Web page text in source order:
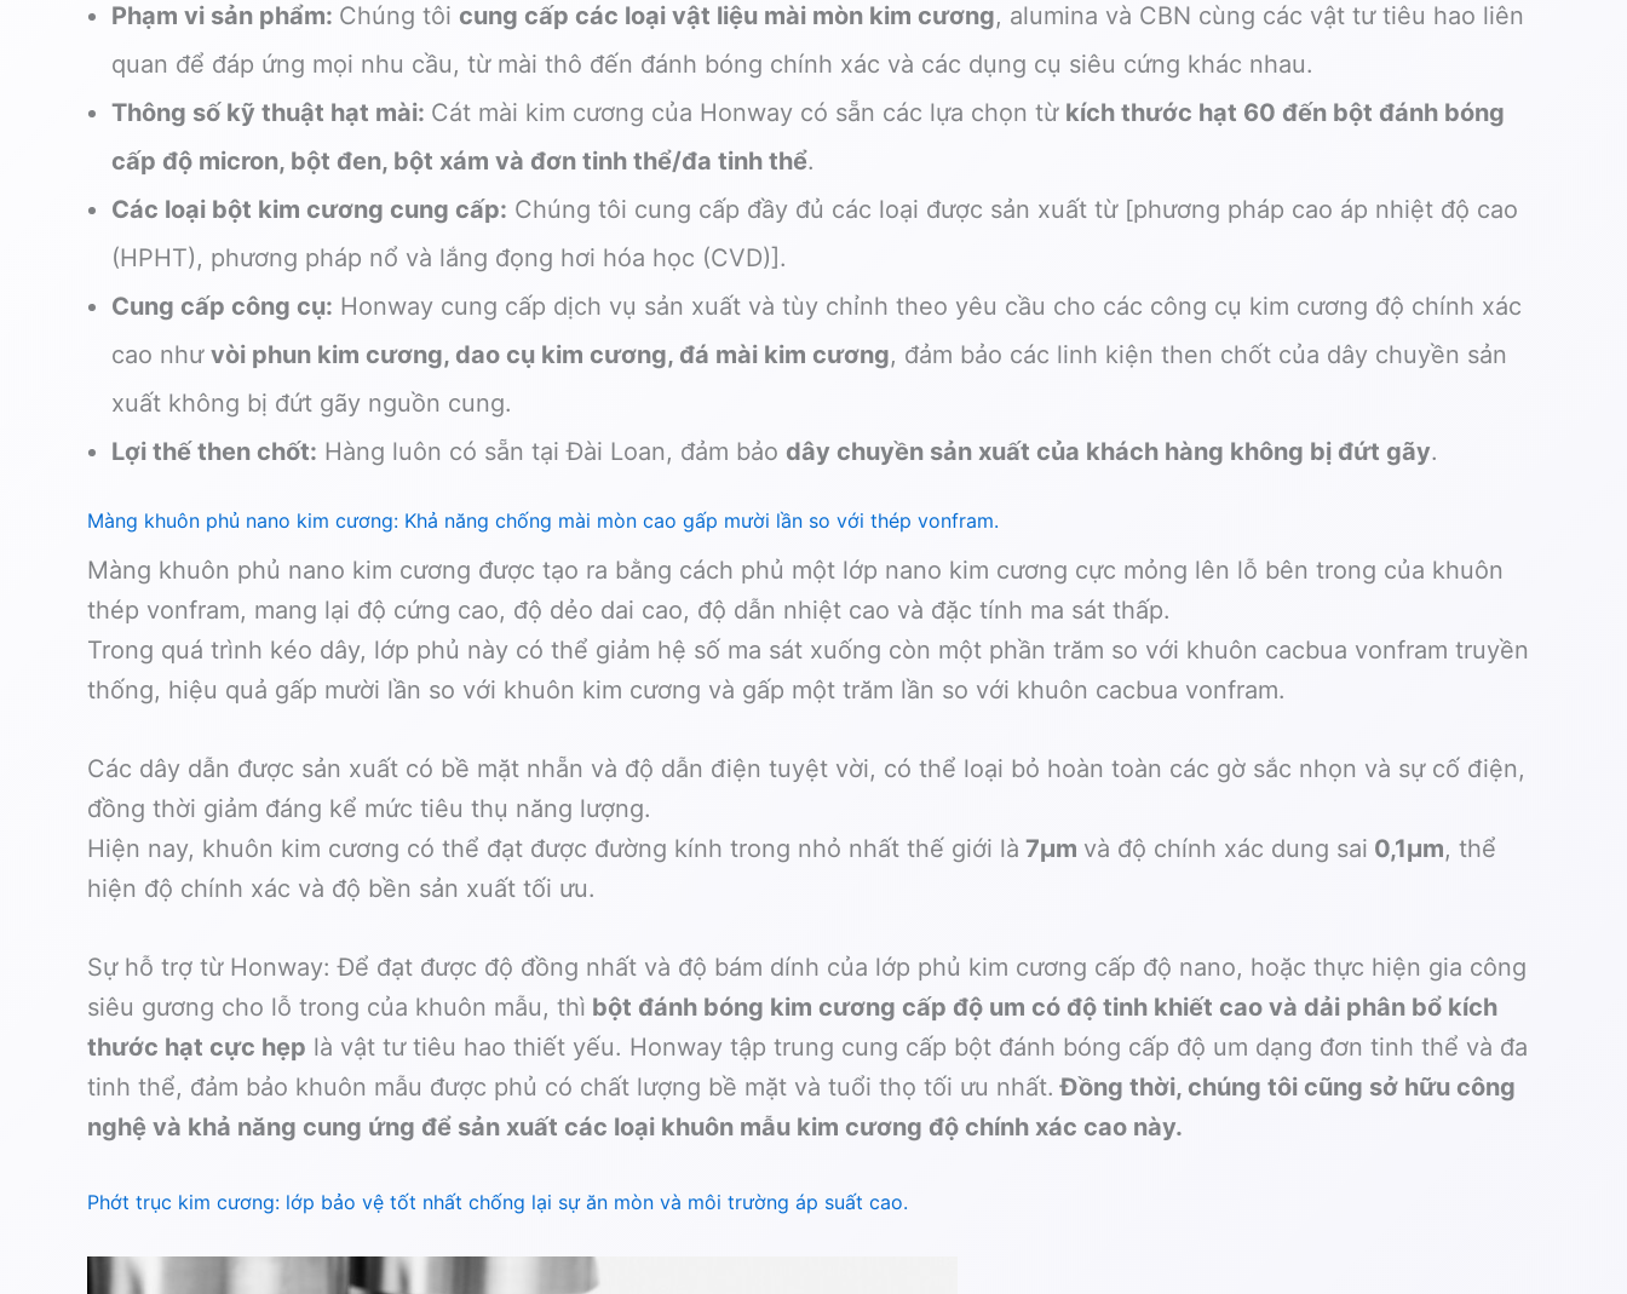
Phạm vi sản phẩm: Chúng tôi cung cấp các loại vật liệu mài mòn kim cương, alumina và CBN cùng các vật tư tiêu hao liên
quan để đáp ứng mọi nhu cầu, từ mài thô đến đánh bóng chính xác và các dụng cụ siêu cứng khác nhau.
Thông số kỹ thuật hạt mài: Cát mài kim cương của Honway có sẵn các lựa chọn từ kích thước hạt 60 đến bột đánh bóng
cấp độ micron, bột đen, bột xám và đơn tinh thể/đa tinh thể.
Các loại bột kim cương cung cấp: Chúng tôi cung cấp đầy đủ các loại được sản xuất từ [phương pháp cao áp nhiệt độ cao
(HPHT), phương pháp nổ và lắng đọng hơi hóa học (CVD)].
Cung cấp công cụ: Honway cung cấp dịch vụ sản xuất và tùy chỉnh theo yêu cầu cho các công cụ kim cương độ chính xác
cao như vòi phun kim cương, dao cụ kim cương, đá mài kim cương, đảm bảo các linh kiện then chốt của dây chuyền sản
xuất không bị đứt gãy nguồn cung.
Lợi thế then chốt: Hàng luôn có sẵn tại Đài Loan, đảm bảo dây chuyền sản xuất của khách hàng không bị đứt gãy.
Màng khuôn phủ nano kim cương: Khả năng chống mài mòn cao gấp mười lần so với thép vonfram.
Màng khuôn phủ nano kim cương được tạo ra bằng cách phủ một lớp nano kim cương cực mỏng lên lỗ bên trong của khuôn
thép vonfram, mang lại độ cứng cao, độ dẻo dai cao, độ dẫn nhiệt cao và đặc tính ma sát thấp.
Trong quá trình kéo dây, lớp phủ này có thể giảm hệ số ma sát xuống còn một phần trăm so với khuôn cacbua vonfram truyền
thống, hiệu quả gấp mười lần so với khuôn kim cương và gấp một trăm lần so với khuôn cacbua vonfram.
Các dây dẫn được sản xuất có bề mặt nhẵn và độ dẫn điện tuyệt vời, có thể loại bỏ hoàn toàn các gờ sắc nhọn và sự cố điện,
đồng thời giảm đáng kể mức tiêu thụ năng lượng.
Hiện nay, khuôn kim cương có thể đạt được đường kính trong nhỏ nhất thế giới là 7μm và độ chính xác dung sai 0,1μm, thể
hiện độ chính xác và độ bền sản xuất tối ưu.
Sự hỗ trợ từ Honway: Để đạt được độ đồng nhất và độ bám dính của lớp phủ kim cương cấp độ nano, hoặc thực hiện gia công
siêu gương cho lỗ trong của khuôn mẫu, thì bột đánh bóng kim cương cấp độ um có độ tinh khiết cao và dải phân bổ kích
thước hạt cực hẹp là vật tư tiêu hao thiết yếu. Honway tập trung cung cấp bột đánh bóng cấp độ um dạng đơn tinh thể và đa
tinh thể, đảm bảo khuôn mẫu được phủ có chất lượng bề mặt và tuổi thọ tối ưu nhất. Đồng thời, chúng tôi cũng sở hữu công
nghệ và khả năng cung ứng để sản xuất các loại khuôn mẫu kim cương độ chính xác cao này.
Phớt trục kim cương: lớp bảo vệ tốt nhất chống lại sự ăn mòn và môi trường áp suất cao.